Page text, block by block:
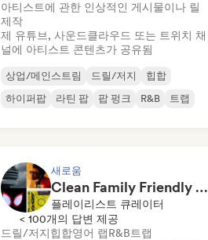
아티스트에 관한 인상적인 게시물이나 릴
제작
제 유튜브, 사운드클라우드 또는 트위치 채
널에 아티스트 콘텐츠가 공유됨
상업/메인스트림 드릴/저지
힙합
하이퍼팝
라틴 팝 팝 펑크 R&B 트랩
새로움
Clean Family Friendly Rap/Hip Hop/R&B 2026
플레이리스트 큐레이터
< 100개의 답변 제공
드릴/저지힙합영어 랩R&B트랩